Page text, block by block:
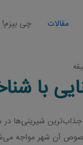
مقالات چی بپزم!
با
شیرینی‌ها
آن شهر مواجه